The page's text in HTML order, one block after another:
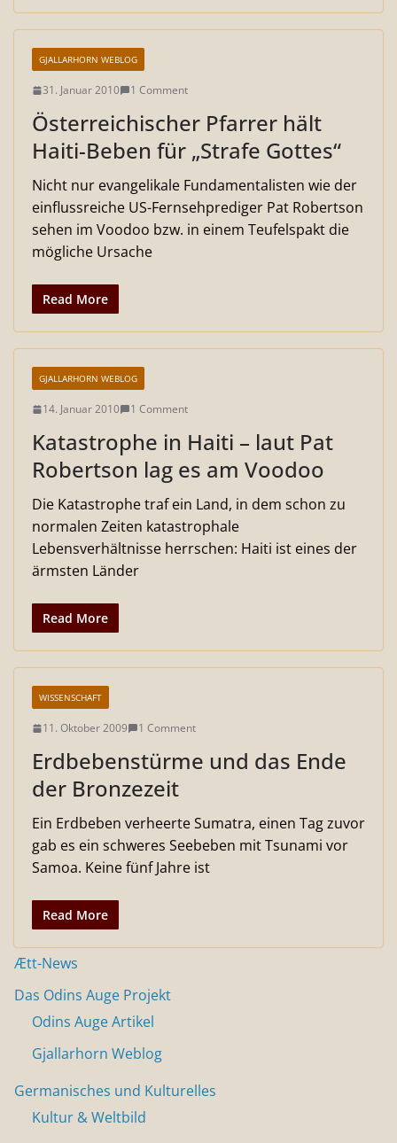
GJALLARHORN WEBLOG
31. Januar 2010 1 Comment
Österreichischer Pfarrer hält
Haiti-Beben für „Strafe Gottes“
Nicht nur evangelikale Fundamentalisten wie der
einflussreiche US-Fernsehprediger Pat Robertson
sehen im Voodoo bzw. in einem Teufelspakt die
mögliche Ursache
Read More
GJALLARHORN WEBLOG
14. Januar 2010 1 Comment
Katastrophe in Haiti – laut Pat
Robertson lag es am Voodoo
Die Katastrophe traf ein Land, in dem schon zu
normalen Zeiten katastrophale
Lebensverhältnisse herrschen: Haiti ist eines der
ärmsten Länder
Read More
WISSENSCHAFT
11. Oktober 2009 1 Comment
Erdbebenstürme und das Ende
der Bronzezeit
Ein Erdbeben verheerte Sumatra, einen Tag zuvor
gab es ein schweres Seebeben mit Tsunami vor
Samoa. Keine fünf Jahre ist
Read More
Ætt-News
Das Odins Auge Projekt
Odins Auge Artikel
Gjallarhorn Weblog
Germanisches und Kulturelles
Kultur & Weltbild